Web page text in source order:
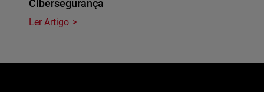
Cibersegurança
Ler Artigo